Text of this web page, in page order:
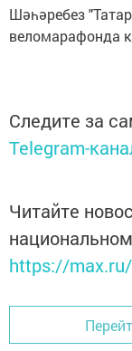
Шәһәребез
веломарафонда
Следите за
Telegram-
Читайте
https://